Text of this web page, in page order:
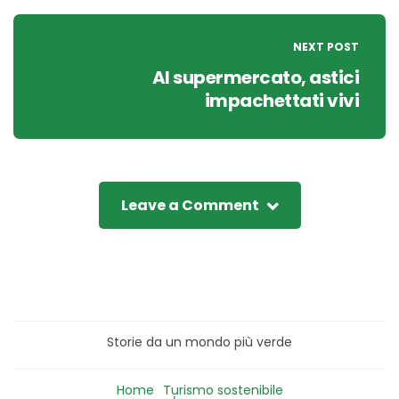
NEXT POST
Al supermercato, astici
impachettati vivi
Leave a Comment
Storie da un mondo più verde
Home Turismo sostenibile